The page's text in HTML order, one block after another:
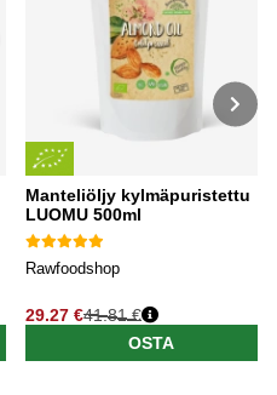
Manteliöljy kylmäpuristettu
LUOMU 500ml
Rawfoodshop
29.27 €
Normaali hinta
41.81 €
OSTA